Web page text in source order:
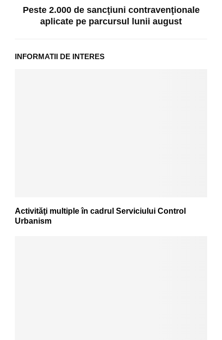
Peste 2.000 de sancţiuni contravenţionale
aplicate pe parcursul lunii august
INFORMATII DE INTERES
Activităţi multiple în cadrul Serviciului Control
Urbanism